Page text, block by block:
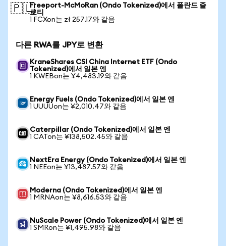
🇵🇱Freeport-McMoRan (Ondo Tokenized)에서 폴란드 즐
로티
1 FCXon는 zł 257.17와 같음
다른 RWA를 JPY로 변환
KraneShares CSI China Internet ETF (Ondo
Tokenized)에서 일본 엔
1 KWEBon는 ¥4,483.19와 같음
Energy Fuels (Ondo Tokenized)에서 일본 엔
1 UUUUon는 ¥2,010.47와 같음
Caterpillar (Ondo Tokenized)에서 일본 엔
1 CATon는 ¥138,502.45와 같음
NextEra Energy (Ondo Tokenized)에서 일본 엔
1 NEEon는 ¥13,487.57와 같음
Moderna (Ondo Tokenized)에서 일본 엔
1 MRNAon는 ¥8,616.53와 같음
NuScale Power (Ondo Tokenized)에서 일본 엔
1 SMRon는 ¥1,495.98와 같음